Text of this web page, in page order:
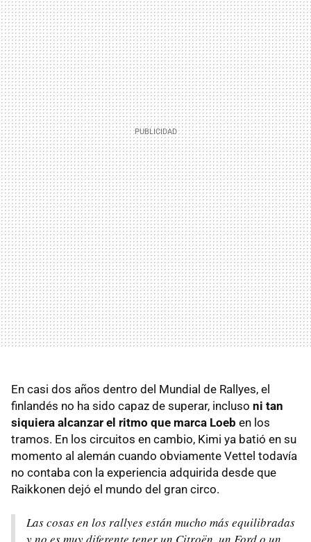
En casi dos años dentro del Mundial de Rallyes, el
finlandés no ha sido capaz de superar, incluso ni tan
siquiera alcanzar el ritmo que marca Loeb en los
tramos. En los circuitos en cambio, Kimi ya batió en su
momento al alemán cuando obviamente Vettel todavía
no contaba con la experiencia adquirida desde que
Raikkonen dejó el mundo del gran circo.
Las cosas en los rallyes están mucho más equilibradas